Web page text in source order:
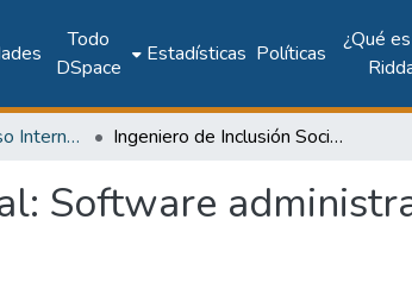
Todo
DSpace
Estadísticas Políticas
¿Qué
2016: 3er Congreso Internacional AmITIC 2016, Inteligencia Ambiental y Tecnologías de Información y Comunicación Ingeniero de Inclusión Social: Software administrativo para minimercados
Software